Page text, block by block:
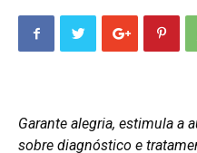
Garante alegria, estimula a
sobre diagnóstico e